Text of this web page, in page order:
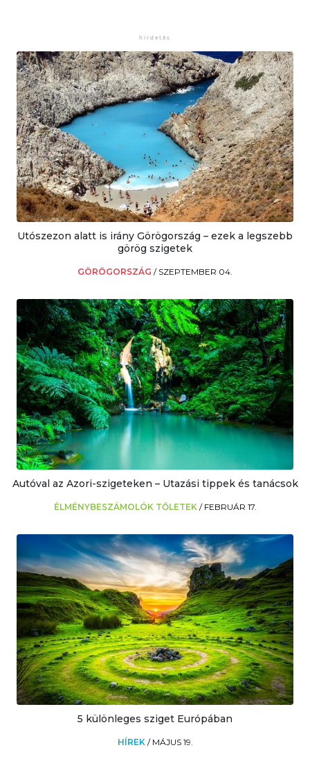
Utószezon alatt is irány Görögország – ezek a legszebb
görög szigetek
GÖRÖGORSZÁG / SZEPTEMBER 04.
Autóval az Azori-szigeteken – Utazási tippek és tanácsok
ÉLMÉNYBESZÁMOLÓK TŐLETEK / FEBRUÁR 17.
5 különleges sziget Európában
HÍREK / MÁJUS 19.